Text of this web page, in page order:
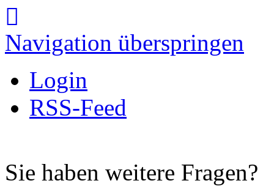
Navigation überspringen
Login
RSS-Feed
Sie haben weitere Fragen?